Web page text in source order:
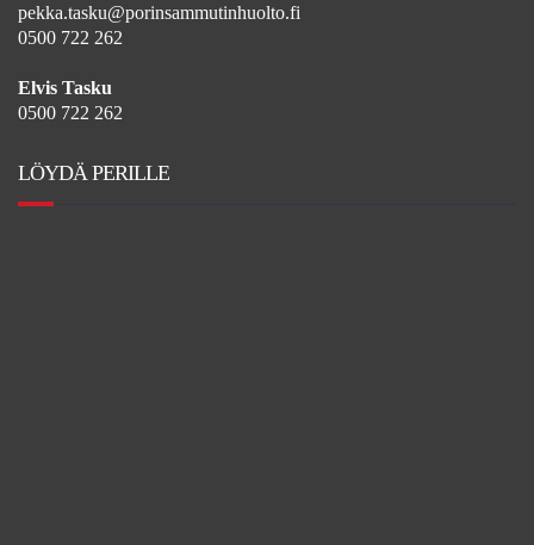
pekka.tasku@porinsammutinhuolto.fi
0500 722 262
Elvis Tasku
0500 722 262
LÖYDÄ PERILLE